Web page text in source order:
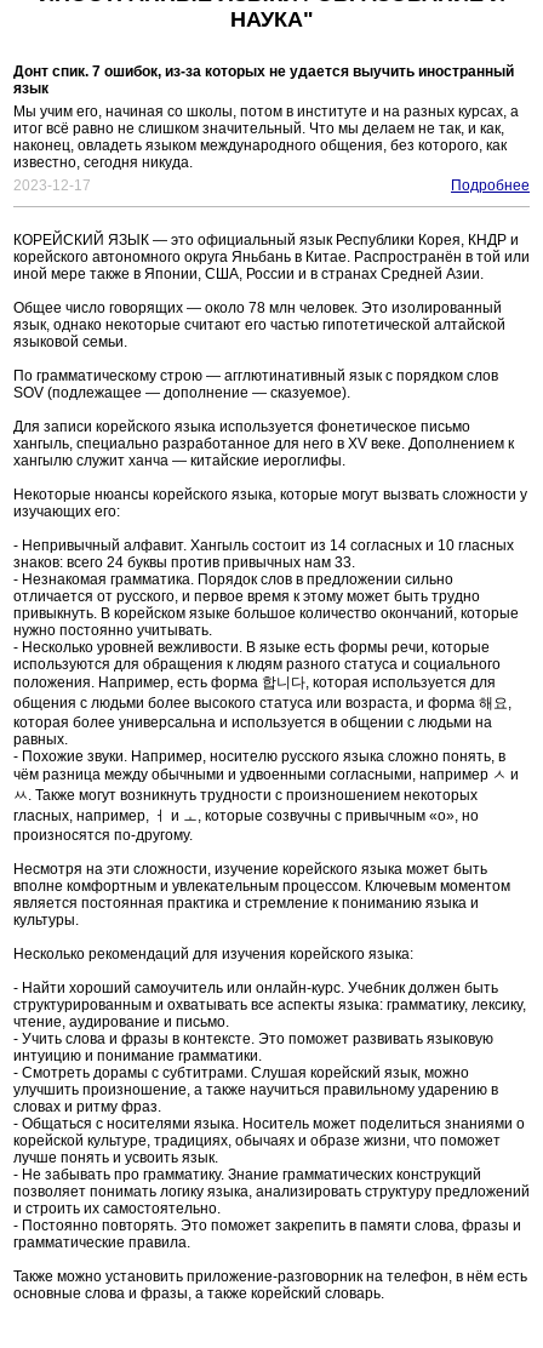
НАУКА"
Донт спик. 7 ошибок, из-за которых не удается выучить иностранный
язык
Мы учим его, начиная со школы, потом в институте и на разных курсах, а
итог всё равно не слишком значительный. Что мы делаем не так, и как,
наконец, овладеть языком международного общения, без которого, как
известно, сегодня никуда.
2023-12-17
Подробнее
КОРЕЙСКИЙ ЯЗЫК — это официальный язык Республики Корея, КНДР и
корейского автономного округа Яньбань в Китае. Распространён в той или
иной мере также в Японии, США, России и в странах Средней Азии.
Общее число говорящих — около 78 млн человек. Это изолированный
язык, однако некоторые считают его частью гипотетической алтайской
языковой семьи.
По грамматическому строю — агглютинативный язык с порядком слов
SOV (подлежащее — дополнение — сказуемое).
Для записи корейского языка используется фонетическое письмо
хангыль, специально разработанное для него в XV веке. Дополнением к
хангылю служит ханча — китайские иероглифы.
Некоторые нюансы корейского языка, которые могут вызвать сложности у
изучающих его:
- Непривычный алфавит. Хангыль состоит из 14 согласных и 10 гласных
знаков: всего 24 буквы против привычных нам 33.
- Незнакомая грамматика. Порядок слов в предложении сильно
отличается от русского, и первое время к этому может быть трудно
привыкнуть. В корейском языке большое количество окончаний, которые
нужно постоянно учитывать.
- Несколько уровней вежливости. В языке есть формы речи, которые
используются для обращения к людям разного статуса и социального
положения. Например, есть форма 합니다, которая используется для
общения с людьми более высокого статуса или возраста, и форма 해요,
которая более универсальна и используется в общении с людьми на
равных.
- Похожие звуки. Например, носителю русского языка сложно понять, в
чём разница между обычными и удвоенными согласными, например ㅅ и
ㅆ. Также могут возникнуть трудности с произношением некоторых
гласных, например, ㅓ и ㅗ, которые созвучны с привычным «о», но
произносятся по-другому.
Несмотря на эти сложности, изучение корейского языка может быть
вполне комфортным и увлекательным процессом. Ключевым моментом
является постоянная практика и стремление к пониманию языка и
культуры.
Несколько рекомендаций для изучения корейского языка:
- Найти хороший самоучитель или онлайн-курс. Учебник должен быть
структурированным и охватывать все аспекты языка: грамматику, лексику,
чтение, аудирование и письмо.
- Учить слова и фразы в контексте. Это поможет развивать языковую
интуицию и понимание грамматики.
- Смотреть дорамы с субтитрами. Слушая корейский язык, можно
улучшить произношение, а также научиться правильному ударению в
словах и ритму фраз.
- Общаться с носителями языка. Носитель может поделиться знаниями о
корейской культуре, традициях, обычаях и образе жизни, что поможет
лучше понять и усвоить язык.
- Не забывать про грамматику. Знание грамматических конструкций
позволяет понимать логику языка, анализировать структуру предложений
и строить их самостоятельно.
- Постоянно повторять. Это поможет закрепить в памяти слова, фразы и
грамматические правила.
Также можно установить приложение-разговорник на телефон, в нём есть
основные слова и фразы, а также корейский словарь.